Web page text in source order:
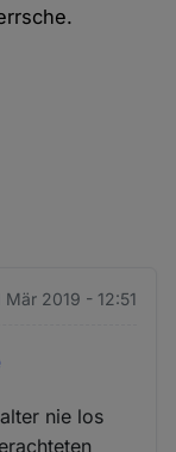
Mär 2019 - 12:51
nie los